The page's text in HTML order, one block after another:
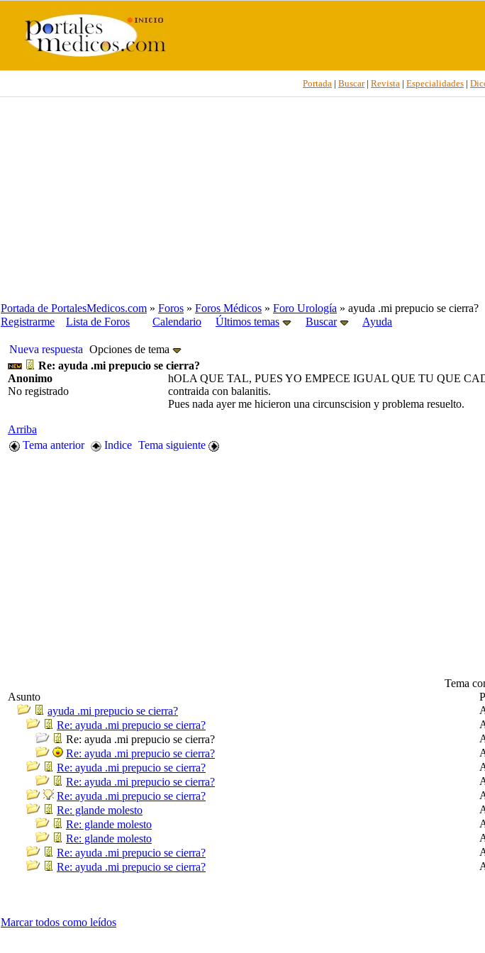
Portada | Buscar| Revista | Especialidades |
Portada de PortalesMedicos.com » Foros » Foros Médicos » Foro Urología » ayuda .mi prepucio se cierra?
Registrarme
Lista de Foros Calendario Últimos temas Buscar Ayuda
Nueva respuesta Opciones de tema
Re: ayuda .mi prepucio se cierra?
Anonimo
No registrado
hOLA QUE TAL, PUES YO EMPECE IGUAL QUE TU QUE
contraida con balanitis.
Pues nada ayer me hicieron una circunscision y problema resuelto.
Arriba
Tema anterior
Indice Tema siguiente
Tema
Asunto
ayuda .mi prepucio se cierra?
Re: ayuda .mi prepucio se cierra?
Re: ayuda .mi prepucio se cierra?
Re: ayuda .mi prepucio se cierra?
Re: ayuda .mi prepucio se cierra?
Re: ayuda .mi prepucio se cierra?
Re: ayuda .mi prepucio se cierra?
Re: glande molesto
Re: glande molesto
Re: glande molesto
Re: ayuda .mi prepucio se cierra?
Re: ayuda .mi prepucio se cierra?
Marcar todos como leídos